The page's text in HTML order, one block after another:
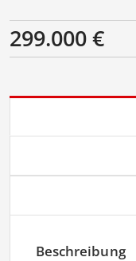
299.000 €
Beschreibung